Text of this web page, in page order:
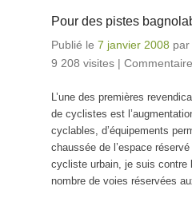
Pour des pistes
Publié le 7 janvier 2008 par
9 208 visites |
L’une des premières
de cyclistes est
cyclables, d’équipements
chaussée de l’espace
cycliste urbain, je suis contre
nombre de voies réservées